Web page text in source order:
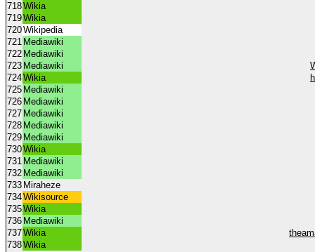
718Wikia
719Wikia
720Wikipedia
721 Mediawiki
722 Mediawiki
723 Mediawiki
724Wikia
725 Mediawiki
726 Mediawiki
727 Mediawiki
728 Mediawiki
729 Mediawiki
730Wikia
731 Mediawiki
732 Mediawiki
733 Miraheze
734Wikisource
735Wikia
736 Mediawiki
737Wikia
738Wikia